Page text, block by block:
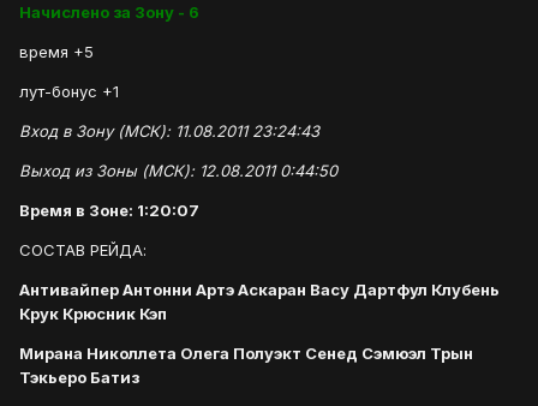
Начислено за Зону - 6
время +5
лут-бонус +1
Вход в Зону (МСК): 11.08.2011 23:24:43
Выход из Зоны (МСК): 12.08.2011 0:44:50
Время в Зоне: 1:20:07
СОСТАВ РЕЙДА:
Антивайпер Антонни Артэ Аскаран Васу Дартфул Клубень
Крук Крюсник Кэп
Мирана Николлета Олега Полуэкт Сенед Сэмюэл Трын
Тэкьеро Батиз